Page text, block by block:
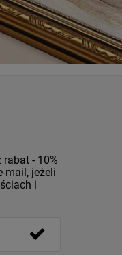
- 10%
mail, jeżeli
i